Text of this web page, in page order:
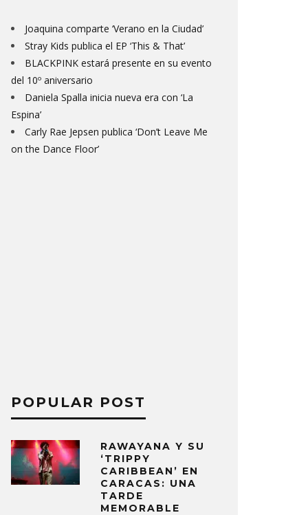
Joaquina comparte ‘Verano en la Ciudad’
Stray Kids publica el EP ‘This & That’
BLACKPINK estará presente en su evento
del 10º aniversario
Daniela Spalla inicia nueva era con ‘La
Espina’
Carly Rae Jepsen publica ‘Don’t Leave Me
on the Dance Floor’
POPULAR POST
RAWAYANA Y SU
‘TRIPPY
CARIBBEAN’ EN
CARACAS: UNA
TARDE
MEMORABLE